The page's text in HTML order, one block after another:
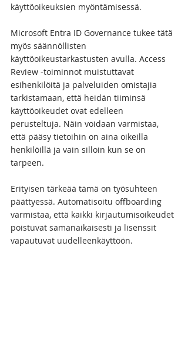
käyttöoikeuksien myöntämisessä.
Microsoft Entra ID Governance tukee tätä
myös säännöllisten
käyttöoikeustarkastusten avulla. Access
Review -toiminnot muistuttavat
esihenkilöitä ja palveluiden omistajia
tarkistamaan, että heidän tiiminsä
käyttöoikeudet ovat edelleen
perusteltuja. Näin voidaan varmistaa,
että pääsy tietoihin on aina oikeilla
henkilöillä ja vain silloin kun se on
tarpeen.
Erityisen tärkeää tämä on työsuhteen
päättyessä. Automatisoitu offboarding
varmistaa, että kaikki kirjautumisoikeudet
poistuvat samanaikaisesti ja lisenssit
vapautuvat uudelleenkäyttöön.